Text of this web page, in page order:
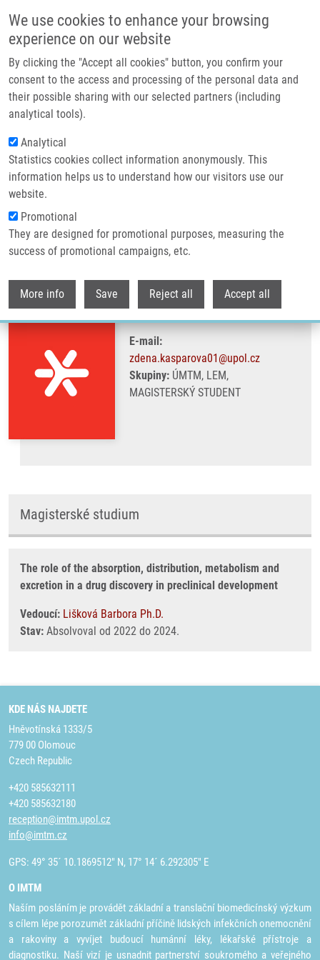
We use cookies to enhance your browsing
experience on our website
By clicking the "Accept all cookies" button, you confirm your
consent to the access and processing of the personal data and
their possible sharing with our selected partners (including
analytical tools).
Analytical
Statistics cookies collect information anonymously. This
information helps us to understand how our visitors use our
website.
Promotional
They are designed for promotional purposes, measuring the
success of promotional campaigns, etc.
More info Save Reject all Accept all
Header image
Drobečková navigace
Domů Kašparová Zdena
Kašparová Zdena
E-mail:
zdena.kasparova01@upol.cz
Skupiny:ÚMTM, LEM,
MAGISTERSKÝ STUDENT
Magisterské studium
The role of the absorption, distribution, metabolism and
excretion in a drug discovery in preclinical development
Vedoucí: Lišková Barbora Ph.D.
Stav: Absolvoval od 2022 do 2024.
KDE NÁS NAJDETE
Hněvotínská 1333/5
779 00 Olomouc
Czech Republic
+420 585632111
+420 585632180
reception@imtm.upol.cz
info@imtm.cz
GPS: 49° 35´ 10.1869512" N, 17° 14´ 6.292305" E
O IMTM
Naším posláním je provádět základní a translační biomedicínský výzkum
s cílem lépe porozumět základní příčině lidských infekčních onemocnění
a rakoviny a vyvíjet budoucí humánní léky, lékařské přístroje a
diagnostiku. Naší vizí je usnadnit partnerství soukromého a veřejného